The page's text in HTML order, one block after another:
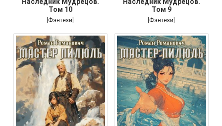
Том 10
[Фэнтези]
Том 9
[Фэнтези]